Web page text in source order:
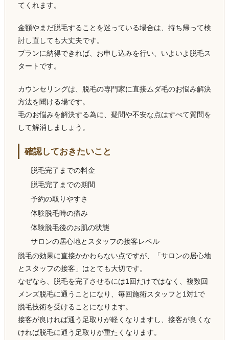
てくれます。
金額やまだ脱毛することを迷っている場合は、持ち帰って検
討し直しても大丈夫です。
プランに納得できれば、お申し込みを行い、いよいよ脱毛ス
タートです。
カウンセリングは、脱毛の専門家に直接ムダ毛のお悩み解決
方法を聞ける場です。
毛のお悩みを解決する為に、疑問や不安な点はすべて質問を
して解消しましょう。
確認しておきたいこと
脱毛完了までの料金
脱毛完了までの期間
予約の取りやすさ
体験脱毛時の痛み
体験脱毛後のお肌の状態
サロンの居心地とスタッフの接客レベル
脱毛の効果に直接かかわらない点ですが、「サロンの居心地
とスタッフの接客」はとても大切です。
なぜなら、脱毛を完了させるには1回だけではなく、複数回
メンズ脱毛に通うことになり、毎回施術スタッフと1対1で
脱毛技術を受けることになります。
接客が良ければ通う足取りが軽くなりますし、接客が良くな
ければ脱毛に通う足取りが重たくなります。